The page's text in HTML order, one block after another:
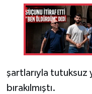
şartlarıyla tutuksuz
bırakılmıştı.